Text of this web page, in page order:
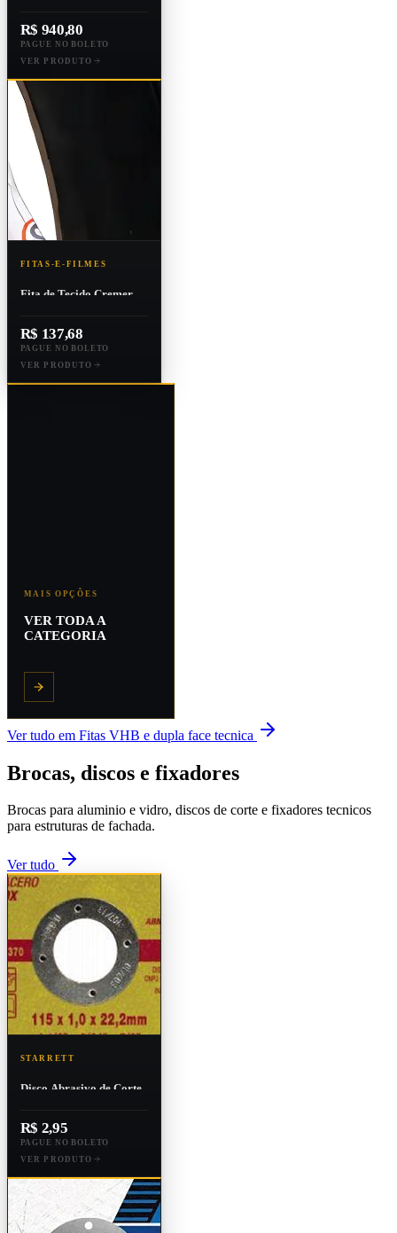
Mm X 100 M
R$ 940,80
PAGUE NO BOLETO
VER PRODUTO
FITAS-E-FILMES
Fita de Tecido Cremer
R$ 137,68
PAGUE NO BOLETO
VER PRODUTO
MAIS OPÇÕES
VER TODA A
CATEGORIA
Ver tudo em Fitas VHB e dupla face tecnica
Brocas, discos e fixadores
Brocas para aluminio e vidro, discos de corte e fixadores tecnicos
para estruturas de fachada.
Ver tudo
STARRETT
Disco Abrasivo de Corte
R$ 2,95
PAGUE NO BOLETO
VER PRODUTO